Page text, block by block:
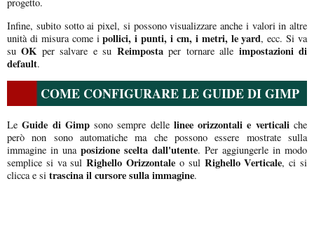
progetto.
Infine, subito sotto ai pixel, si possono visualizzare anche i valori in altre
unità di misura come ipollici, i punti, i cm, i metri, le yard, ecc. Si va
suOK per salvare e su Reimpostaper tornare alle impostazioni di
default.
COME CONFIGURARE LE GUIDE DI GIMP
LeGuide di Gimpsono sempre dellelinee orizzontali e verticali che
però non sono automatiche ma che possono essere mostrate sulla
immagine in unaposizione scelta dall'utente. Per aggiungerle in modo
semplice si va sulRighello Orizzontale o sul Righello Verticale, ci si
clicca e si trascina il cursore sulla immagine.